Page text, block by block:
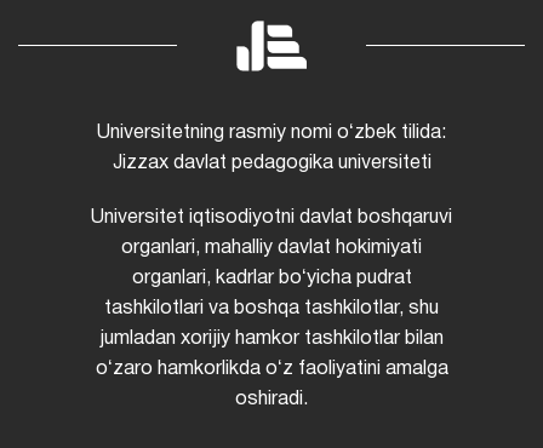
Universitetning rasmiy nomi oʻzbek tilida:
Jizzax davlat pedagogika universiteti
Universitet iqtisodiyotni davlat boshqaruvi
organlari, mahalliy davlat hokimiyati
organlari, kadrlar boʻyicha pudrat
tashkilotlari va boshqa tashkilotlar, shu
jumladan xorijiy hamkor tashkilotlar bilan
oʻzaro hamkorlikda oʻz faoliyatini amalga
oshiradi.